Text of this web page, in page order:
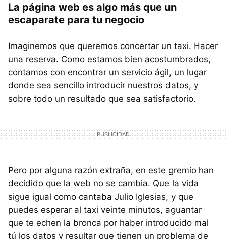
La página web es algo más que un
escaparate para tu negocio
Imaginemos que queremos concertar un taxi. Hacer
una reserva. Como estamos bien acostumbrados,
contamos con encontrar un servicio ágil, un lugar
donde sea sencillo introducir nuestros datos, y
sobre todo un resultado que sea satisfactorio.
Pero por alguna razón extraña, en este gremio han
decidido que la web no se cambia. Que la vida
sigue igual como cantaba Julio Iglesias, y que
puedes esperar al taxi veinte minutos, aguantar
que te echen la bronca por haber introducido mal
tú los datos y resultar que tienen un problema de